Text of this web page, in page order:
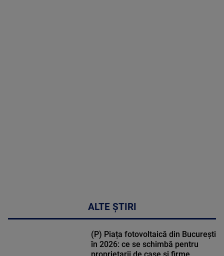
ALTE ȘTIRI
(P) Piața fotovoltaică din București
în 2026: ce se schimbă pentru